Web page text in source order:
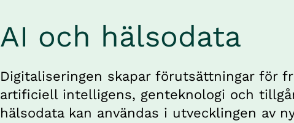
AI och hälsodata
Digitaliseringen skapar förutsättningar för
artificiell intelligens, genteknologi och
hälsodata kan användas i utvecklingen av